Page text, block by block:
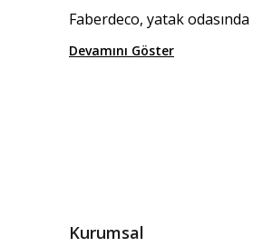
Faberdeco, yatak
Devamını Göster
Kurumsal